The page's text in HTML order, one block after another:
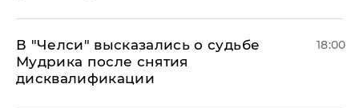
В "Челси" высказались о судьбе
Мудрика после снятия
дисквалификации
18:00